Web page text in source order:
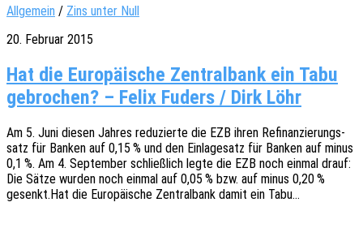
Allgemein / Zins unter Null
20. Februar 2015
Hat die Europäische Zentralbank ein Tabu
gebrochen? – Felix Fuders / Dirk Löhr
Am 5. Juni diesen Jahres redu­zier­te die EZB ihren Refi­nan­zie­rungs­
satz für Banken auf 0,15 % und den Einla­ge­satz für Banken auf minus
0,1 %. Am 4. Septem­ber schließ­lich legte die EZB noch einmal drauf:
Die Sätze wurden noch einmal auf 0,05 % bzw. auf minus 0,20 %
gesenkt.Hat die Euro­päi­sche Zentral­bank damit ein Tabu…